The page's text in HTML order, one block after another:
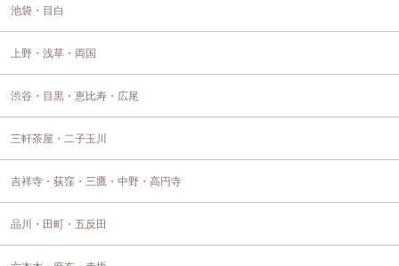
池袋・目白
上野・浅草・両国
渋谷・目黒・恵比寿・広尾
三軒茶屋・二子玉川
吉祥寺・荻窪・三鷹・中野・高円寺
品川・田町・五反田